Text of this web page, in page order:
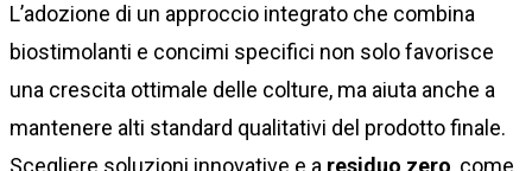
L’adozione di un approccio integrato che combina
biostimolanti e concimi specifici non solo favorisce
una crescita ottimale delle colture, ma aiuta anche a
mantenere alti standard qualitativi del prodotto finale.